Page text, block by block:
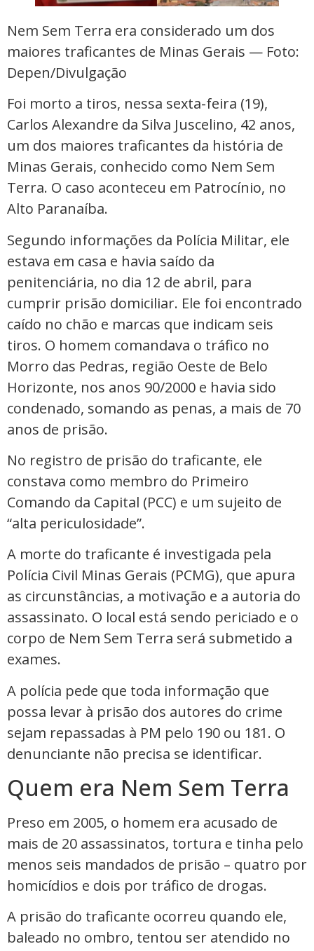
Nem Sem Terra era considerado um dos
maiores traficantes de Minas Gerais — Foto:
Depen/Divulgação
Foi morto a tiros, nessa sexta-feira (19),
Carlos Alexandre da Silva Juscelino, 42 anos,
um dos maiores traficantes da história de
Minas Gerais, conhecido como Nem Sem
Terra. O caso aconteceu em Patrocínio, no
Alto Paranaíba.
Segundo informações da Polícia Militar, ele
estava em casa e havia saído da
penitenciária, no dia 12 de abril, para
cumprir prisão domiciliar. Ele foi encontrado
caído no chão e marcas que indicam seis
tiros. O homem comandava o tráfico no
Morro das Pedras, região Oeste de Belo
Horizonte, nos anos 90/2000 e havia sido
condenado, somando as penas, a mais de 70
anos de prisão.
No registro de prisão do traficante, ele
constava como membro do Primeiro
Comando da Capital (PCC) e um sujeito de
“alta periculosidade”.
A morte do traficante é investigada pela
Polícia Civil Minas Gerais (PCMG), que apura
as circunstâncias, a motivação e a autoria do
assassinato. O local está sendo periciado e o
corpo de Nem Sem Terra será submetido a
exames.
A polícia pede que toda informação que
possa levar à prisão dos autores do crime
sejam repassadas à PM pelo 190 ou 181. O
denunciante não precisa se identificar.
Quem era Nem Sem Terra
Preso em 2005, o homem era acusado de
mais de 20 assassinatos, tortura e tinha pelo
menos seis mandados de prisão – quatro por
homicídios e dois por tráfico de drogas.
A prisão do traficante ocorreu quando ele,
baleado no ombro, tentou ser atendido no